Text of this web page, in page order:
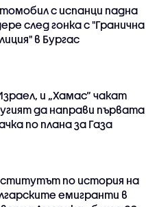
с испанци падна
след гонка с "Гранична
в Бургас
и „Хамас“ чакат
да направи първата
по плана за Газа
по история на
емигранти в